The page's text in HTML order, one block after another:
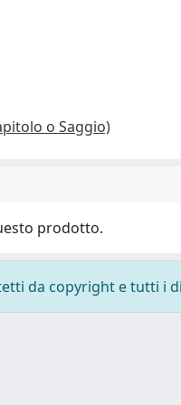
o Saggio)
prodotto.
da copyright e tutti i